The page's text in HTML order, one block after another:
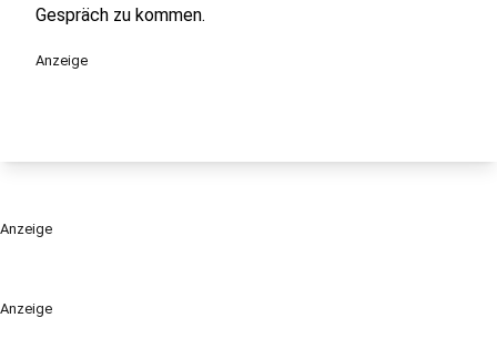
Anzeige
Gespräch zu kommen.
Anzeige
Anzeige